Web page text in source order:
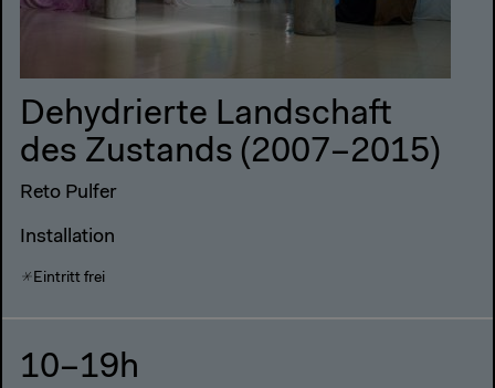
Dehydrierte Landschaft
des Zustands (2007–2015)
Reto Pulfer
Installation
Eintritt frei
10–19h